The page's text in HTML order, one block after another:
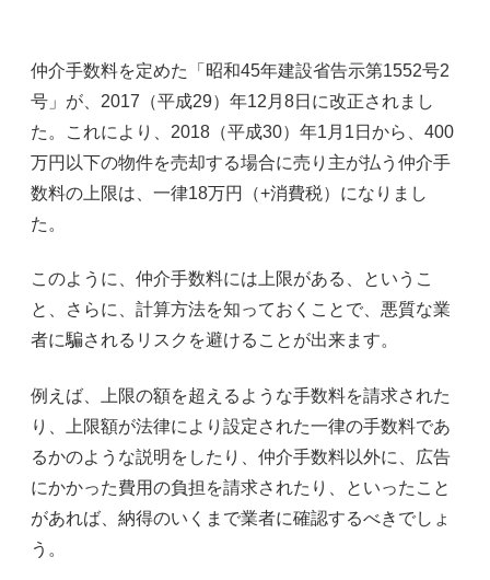
仲介手数料を定めた「昭和45年建設省告示第1552号2
号」が、2017（平成29）年12月8日に改正されまし
た。これにより、2018（平成30）年1月1日から、400
万円以下の物件を売却する場合に売り主が払う仲介手
数料の上限は、一律18万円（+消費税）になりまし
た。
このように、仲介手数料には上限がある、というこ
と、さらに、計算方法を知っておくことで、悪質な業
者に騙されるリスクを避けることが出来ます。
例えば、上限の額を超えるような手数料を請求された
り、上限額が法律により設定された一律の手数料であ
るかのような説明をしたり、仲介手数料以外に、広告
にかかった費用の負担を請求されたり、といったこと
があれば、納得のいくまで業者に確認するべきでしょ
う。